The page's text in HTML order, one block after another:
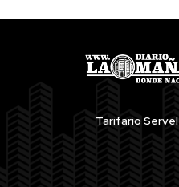
Tarifario Servel